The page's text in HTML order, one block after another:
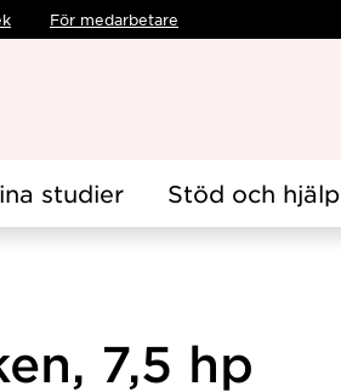
För medarbetare
studier Stöd och hjälp
7,5 hp